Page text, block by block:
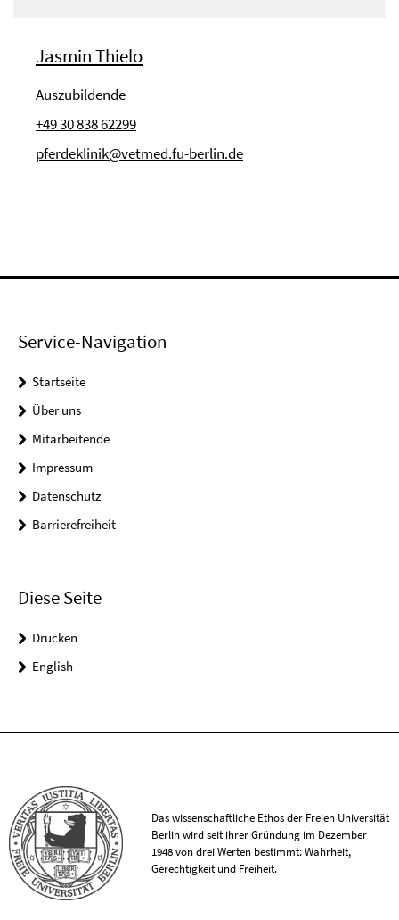
Jasmin Thielo
Auszubildende
+49 30 838 62299
pferdeklinik@vetmed.fu-berlin.de
Service-Navigation
Startseite
Über uns
Mitarbeitende
Impressum
Datenschutz
Barrierefreiheit
Diese Seite
Drucken
English
Das wissenschaftliche Ethos der Freien Universität
Berlin wird seit ihrer Gründung im Dezember
1948 von drei Werten bestimmt: Wahrheit,
Gerechtigkeit und Freiheit.